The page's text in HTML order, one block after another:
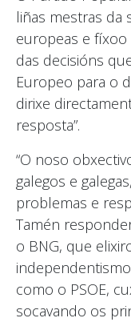
liñas mestras da
europeas e
das decisións
Europeo para o
dirixe
resposta”.
“O noso
galegos e
problemas e
Tamén
o BNG, que
como o PSOE,
socavando os